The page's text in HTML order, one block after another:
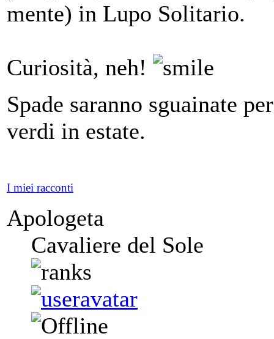
mente) in Lupo Solitario.
Curiosità, neh!
Spade saranno sguainate
verdi in estate.
I miei racconti
Apologeta
Cavaliere del Sole